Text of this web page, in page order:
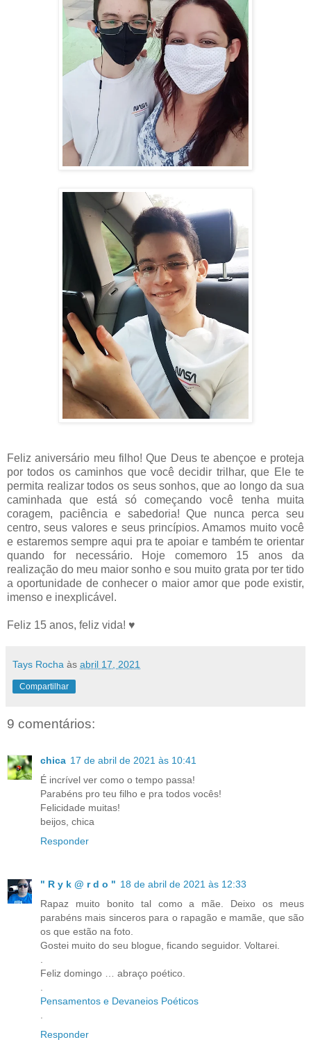
Feliz aniversário meu filho! Que Deus te abençoe e proteja
por todos os caminhos que você decidir trilhar, que Ele te
permita realizar todos os seus sonhos, que ao longo da sua
caminhada que está só começando você tenha muita
coragem, paciência e sabedoria! Que nunca perca seu
centro, seus valores e seus princípios. Amamos muito você
e estaremos sempre aqui pra te apoiar e também te orientar
quando for necessário. Hoje comemoro 15 anos da
realização do meu maior sonho e sou muito grata por ter tido
a oportunidade de conhecer o maior amor que pode existir,
imenso e inexplicável.
Feliz 15 anos, feliz vida! ♥
Tays Rocha às abril 17, 2021
Compartilhar
9 comentários:
chica 17 de abril de 2021 às 10:41
É incrível ver como o tempo passa!
Parabéns pro teu filho e pra todos vocês!
Felicidade muitas!
beijos, chica
Responder
" R y k @ r d o " 18 de abril de 2021 às 12:33
Rapaz muito bonito tal como a mãe. Deixo os meus
parabéns mais sinceros para o rapagão e mamãe, que são
os que estão na foto.
Gostei muito do seu blogue, ficando seguidor. Voltarei.
Feliz domingo … abraço poético.
Pensamentos e Devaneios Poéticos
Responder